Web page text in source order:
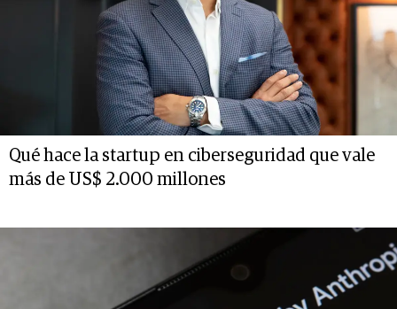
Qué hace la startup en ciberseguridad que vale
más de US$ 2.000 millones